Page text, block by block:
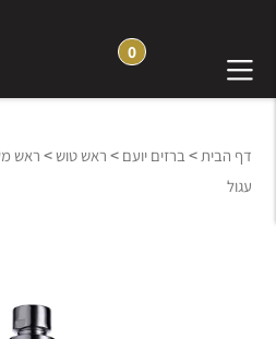
0
דף הבית> ברזים יועם > ראש טוש>
עגול